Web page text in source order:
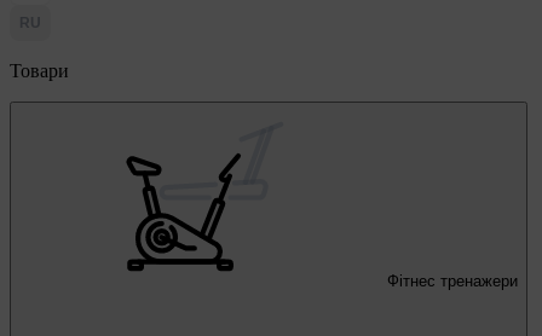
RU
Товари
Фітнес тренажери